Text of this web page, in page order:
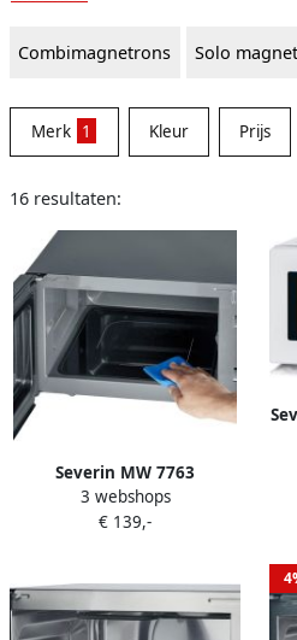
van kleine modellen voor kleine
de verschillende opties binnen het
en ontdek welk model het beste bij
Combimagnetrons Solo
Merk 1 Kleur Prijs
16 resultaten:
Severin MW 7763
Magnetron met Grill –
Glazen Bodem zonder
3 webshops
€ 139,-